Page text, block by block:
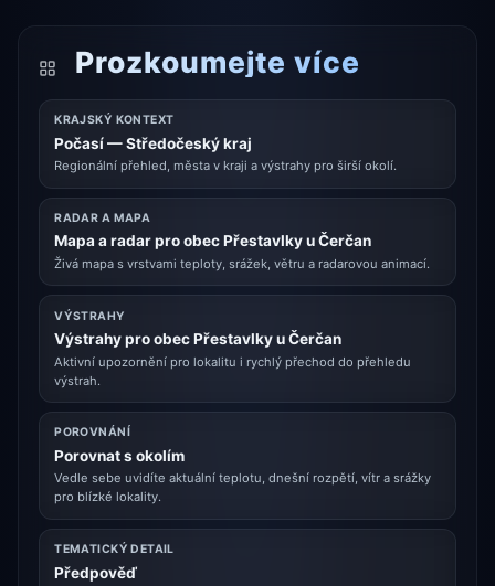
Prozkoumejte více
KRAJSKÝ KONTEXT
Počasí — Středočeský kraj
Regionální přehled, města v kraji a výstrahy pro širší okolí.
RADAR A MAPA
Mapa a radar pro obec Přestavlky u Čerčan
Živá mapa s vrstvami teploty, srážek, větru a radarovou animací.
VÝSTRAHY
Výstrahy pro obec Přestavlky u Čerčan
Aktivní upozornění pro lokalitu i rychlý přechod do přehledu
výstrah.
POROVNÁNÍ
Porovnat s okolím
Vedle sebe uvidíte aktuální teplotu, dnešní rozpětí, vítr a srážky
pro blízké lokality.
TEMATICKÝ DETAIL
Předpověď